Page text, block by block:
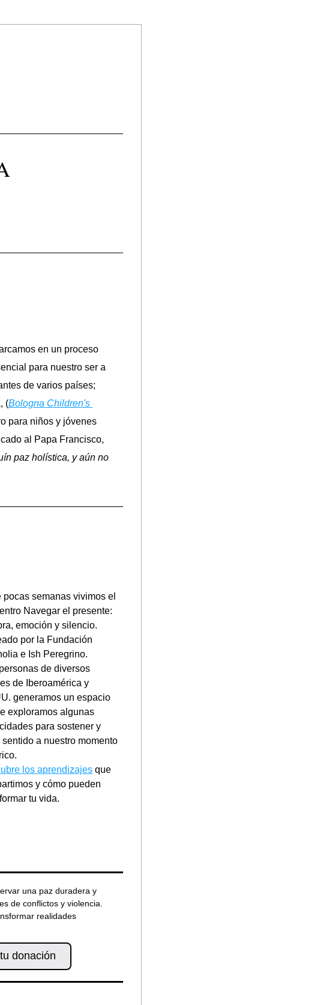
en un proceso
para nuestro ser a
de varios países;
(Bologna Children's
al Papa Francisco,
paz holística, y aún no
pocas semanas vivimos el
Navegar el presente:
emoción y silencio.
por la Fundación
e Ish Peregrino.
de diversos
de Iberoamérica y
generamos un espacio
exploramos algunas
para sostener y
sentido a nuestro momento
los aprendizajes que
y cómo pueden
tu vida.
una paz duradera y
de conflictos y violencia.
realidades
donación